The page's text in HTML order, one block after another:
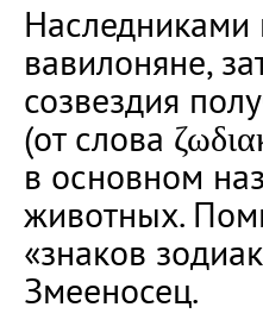
Наследниками
вавилоняне,
созвездия
(от слова
в основном
животных.
«знаков
Змееносец.